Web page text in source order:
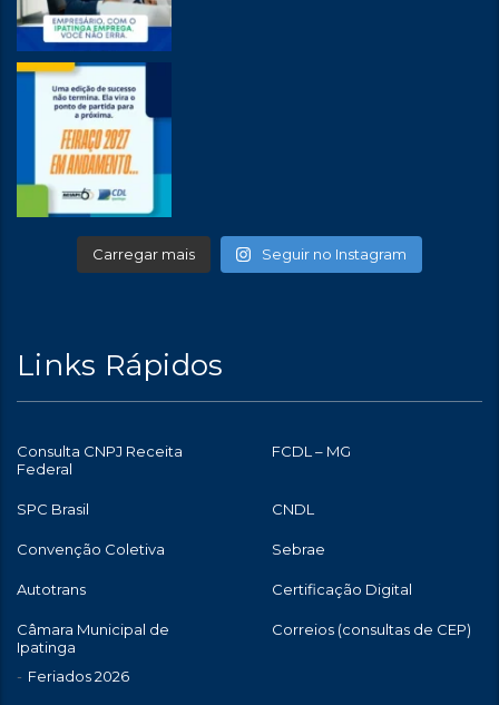
Carregar mais Seguir no Instagram
Links Rápidos
Consulta CNPJ Receita
Federal
FCDL – MG
SPC Brasil CNDL
Convenção Coletiva Sebrae
Autotrans Certificação Digital
Câmara Municipal de
Ipatinga
Feriados 2026
Correios (consultas de CEP)